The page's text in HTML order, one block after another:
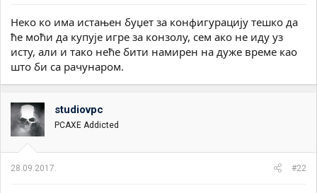
Неко ко има истањен буџет за конфигурацију тешко да
ће моћи да купује игре за конзолу, сем ако не иду уз
исту, али и тако неће бити намирен на дуже време као
што би са рачунаром.
studiovpc
PCAXE Addicted
28.09.2017. #22